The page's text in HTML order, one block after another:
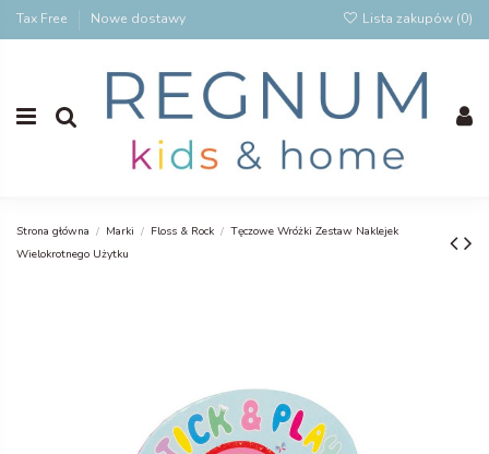
Tax Free Nowe dostawy Lista zakupów (0)
Strona główna Marki Floss & Rock
Tęczowe Wróżki Zestaw Naklejek
Wielokrotnego Użytku